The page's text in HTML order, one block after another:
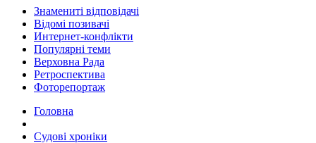
Знамениті відповідачі
Відомі позивачі
Интернет-конфлікти
Популярні теми
Верховна Рада
Ретроспектива
Фоторепортаж
Головна
Судові хроніки